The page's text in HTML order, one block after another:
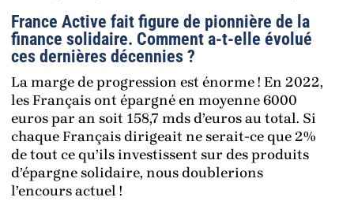
France Active fait figure de pionnière de la
finance solidaire. Comment a-t-elle évolué
ces dernières décennies ?
La marge de progression est énorme ! En 2022,
les Français ont épargné en moyenne 6000
euros par an soit 158,7 mds d’euros au total. Si
chaque Français dirigeait ne serait-ce que 2%
de tout ce qu’ils investissent sur des produits
d’épargne solidaire, nous doublerions
l’encours actuel !